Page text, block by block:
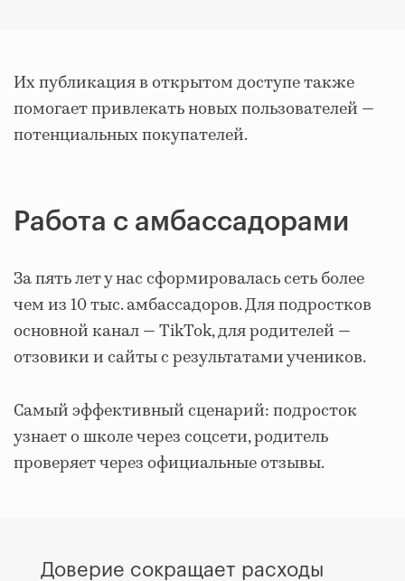
Их публикация в открытом доступе также
помогает привлекать новых пользователей —
потенциальных покупателей.
Работа с амбассадорами
За пять лет у нас сформировалась сеть более
чем из 10 тыс. амбассадоров. Для подростков
основной канал — TikTok, для родителей —
отзовики и сайты с результатами учеников.
Самый эффективный сценарий: подросток
узнает о школе через соцсети, родитель
проверяет через официальные отзывы.
Доверие сокращает расходы